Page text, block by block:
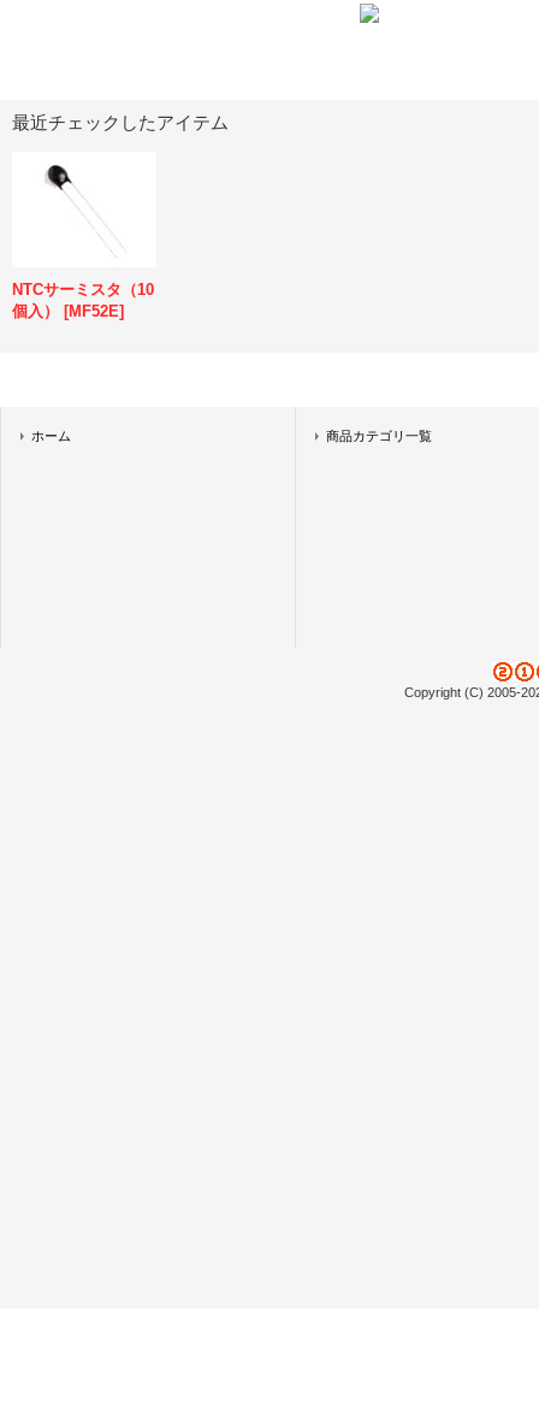
最近チェックしたアイテム
NTCサーミスタ（10
個入）
[MF52E]
ホーム 商品カテゴリ一覧
Copyright (C) 2005-